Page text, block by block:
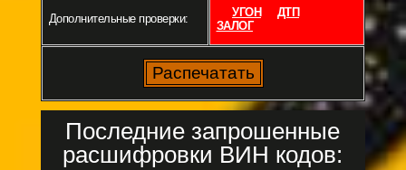
Дополнительные проверки: УГОН
ДТП
ЗАЛОГ
Последние запрошенные
расшифровки ВИН кодов: